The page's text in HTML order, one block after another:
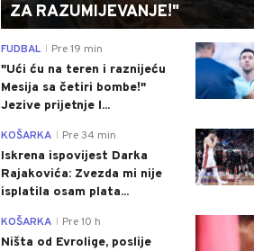
ZA RAZUMIJEVANJE!"
FUDBAL Pre 19 min
"Ući ću na teren i raznijeću
Mesija sa četiri bombe!"
Jezive prijetnje l...
KOŠARKA Pre 34 min
Iskrena ispovijest Darka
Rajakovića: Zvezda mi nije
isplatila osam plata...
KOŠARKA Pre 10 h
Ništa od Evrolige, poslije